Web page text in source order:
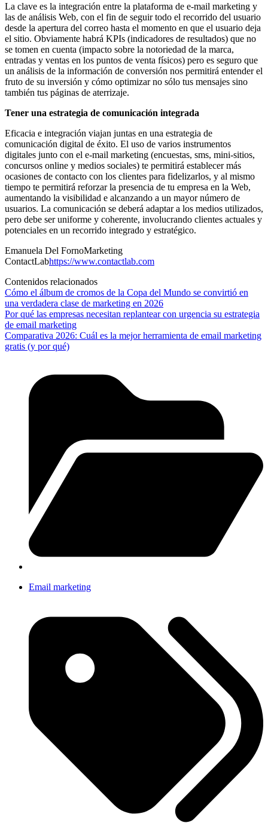
La clave es la integración entre la plataforma de e-mail marketing y
las de análisis Web, con el fin de seguir todo el recorrido del usuario
desde la apertura del correo hasta el momento en que el usuario deja
el sitio. Obviamente habrá KPIs (indicadores de resultados) que no
se tomen en cuenta (impacto sobre la notoriedad de la marca,
entradas y ventas en los puntos de venta físicos) pero es seguro que
un análisis de la información de conversión nos permitirá entender el
fruto de su inversión y cómo optimizar no sólo tus mensajes sino
también tus páginas de aterrizaje.
Tener una estrategia de comunicación integrada
Eficacia e integración viajan juntas en una estrategia de
comunicación digital de éxito. El uso de varios instrumentos
digitales junto con el e-mail marketing (encuestas, sms, mini-sitios,
concursos online y medios sociales) te permitirá establecer más
ocasiones de contacto con los clientes para fidelizarlos, y al mismo
tiempo te permitirá reforzar la presencia de tu empresa en la Web,
aumentando la visibilidad e alcanzando a un mayor número de
usuarios. La comunicación se deberá adaptar a los medios utilizados,
pero debe ser uniforme y coherente, involucrando clientes actuales y
potenciales en un recorrido integrado y estratégico.
Emanuela Del FornoMarketing
ContactLabhttps://www.contactlab.com
Contenidos relacionados
Cómo el álbum de cromos de la Copa del Mundo se convirtió en
una verdadera clase de marketing en 2026
Por qué las empresas necesitan replantear con urgencia su estrategia
de email marketing
Comparativa 2026: Cuál es la mejor herramienta de email marketing
gratis (y por qué)
Email marketing